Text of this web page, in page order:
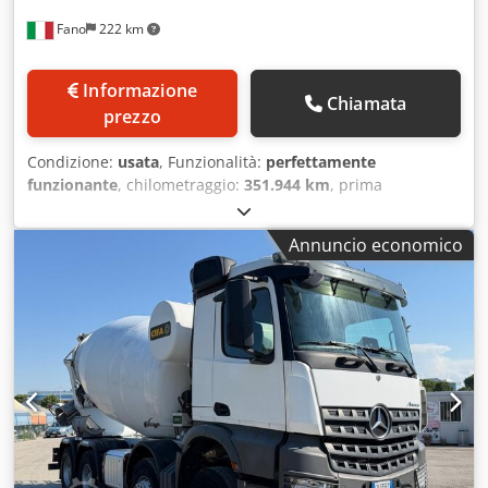
Fano 222 km
prezzo
Chiamata
Condizione: usata, Funzionalità: perfettamente
funzionante, chilometraggio: 351.944 km, prima
, tipo di carburante:
Anno di produzione:2008, ore di funzionamento:2.094 h,
IVECO TRAKKER 450 con betoniera CIFA Immatricolazione
2008 - Euro 5 Km 351944 Assi 4 Allestimento CIFA SRY1300
– Motore ausiliario Ore lavoro 2094 Gommato 60/70 %
Revisione valida Buono stato Disponibile immediatamente
VALUTIAMO PERMUTE DI MEZZI DI TUTTE LE MARCHE,
MAN, MERCEDES, DAF, RENAULT, VOLVO, SCANIA, CON
ATTREZZATURA CIFA, SERMAC, PUTZMEISTER; O MACCHINE
MOVIMENTO TERRA CATERPILLAR, FIAT HITACHI, KOMATSU
----- IVECO TRAKKER 450 with CIFA concrete mixer First
registration: 2008- Euro 5 351,944 km Axles: 4 Dsdszr Eu
Ispfx Anzeck CIFA SRY1300 equipment – Auxiliary engine
Annuncio economico